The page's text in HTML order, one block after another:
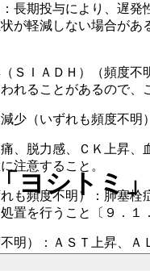
期投与により、遅
が軽減しない場合が
ＩＡＤＨ）（頻度
れることがあるので
少（いずれも頻度不明
脱力感、ＣＫ上昇、
注意すること。
頻度不明）：肺塞栓
置を行うこと〔９．１
）：ＡＳＴ上昇、Ａ
ヨシトミ」